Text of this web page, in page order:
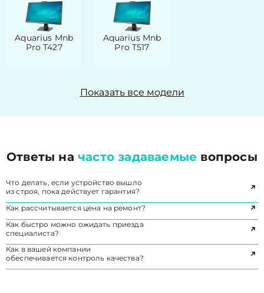
Aquarius Mnb
Pro T427
Aquarius Mnb
Pro T517
Показать все модели
Ответы начасто задаваемые вопросы
Что делать, если устройство вышло
из строя, пока действует гарантия?
Как рассчитывается цена на ремонт?
Как быстро можно ожидать приезда
специалиста?
Как в вашей компании
обеспечивается контроль качества?